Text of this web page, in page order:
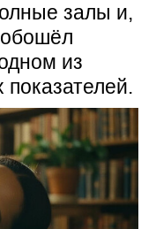
залы и,
обошёл
из